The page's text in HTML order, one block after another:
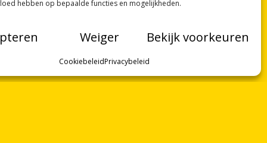
hebben op bepaalde functies en mogelijkheden.
Weiger Bekijk voorkeuren
CookiebeleidPrivacybeleid